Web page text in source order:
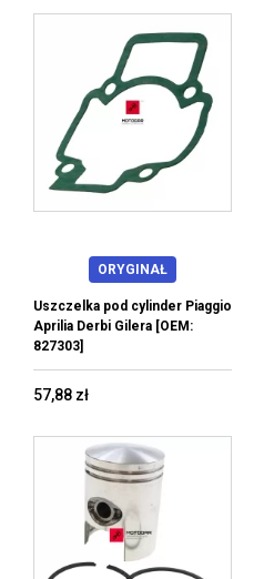
ORYGINAŁ
Uszczelka pod cylinder Piaggio
Aprilia Derbi Gilera [OEM:
827303]
57,88 zł